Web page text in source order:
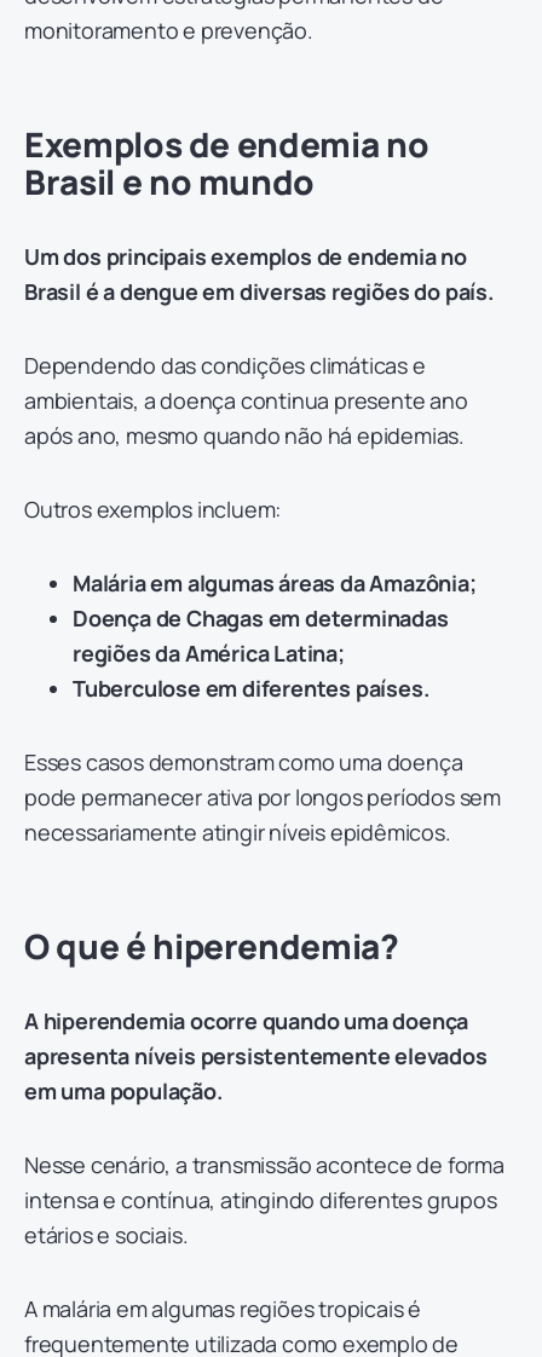
monitoramento e prevenção.
Exemplos de endemia no
Brasil e no mundo
Um dos principais exemplos de endemia no
Brasil é a dengue em diversas regiões do país.
Dependendo das condições climáticas e
ambientais, a doença continua presente ano
após ano, mesmo quando não há epidemias.
Outros exemplos incluem:
Malária em algumas áreas da Amazônia;
Doença de Chagas em determinadas
regiões da América Latina;
Tuberculose em diferentes países.
Esses casos demonstram como uma doença
pode permanecer ativa por longos períodos sem
necessariamente atingir níveis epidêmicos.
O que é hiperendemia?
A hiperendemia ocorre quando uma doença
apresenta níveis persistentemente elevados
em uma população.
Nesse cenário, a transmissão acontece de forma
intensa e contínua, atingindo diferentes grupos
etários e sociais.
A malária em algumas regiões tropicais é
frequentemente utilizada como exemplo de